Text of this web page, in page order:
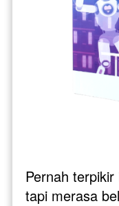
Pernah
tapi merasa